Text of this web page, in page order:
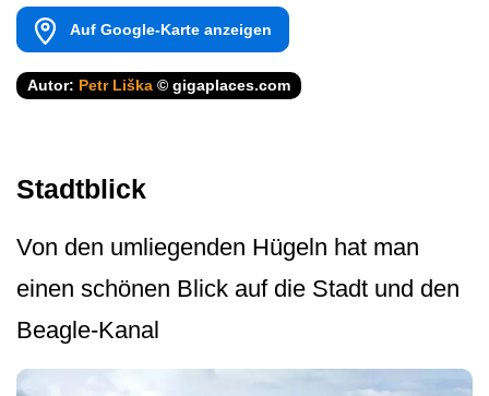
Auf Google-Karte anzeigen
Autor: Petr Liška © gigaplaces.com
Stadtblick
Von den umliegenden Hügeln hat man
einen schönen Blick auf die Stadt und den
Beagle-Kanal